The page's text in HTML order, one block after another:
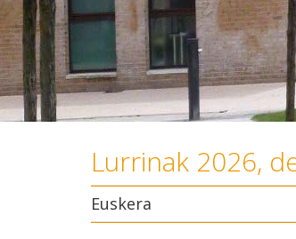
Lurrinak 2026,
Euskera